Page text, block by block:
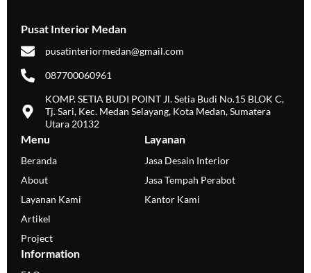
Pusat Interior Medan
pusatinteriormedan@gmail.com
087700060961
KOMP. SETIA BUDI POINT Jl. Setia Budi No.15 BLOK C,
Tj. Sari, Kec. Medan Selayang, Kota Medan, Sumatera
Utara 20132
Menu
Beranda
About
Layanan Kami
Artikel
Project
Layanan
Jasa Desain Interior
Jasa Tempah Perabot
Kantor Kami
Information